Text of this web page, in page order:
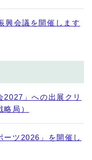
興会議を開催します
2027」への出展クリ
局）
ーツ2026」を開催し